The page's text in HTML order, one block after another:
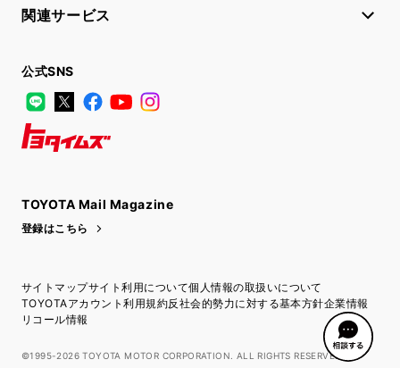
関連サービス
公式SNS
LINE
X FacebookYouTube
TOYOTA Mail Magazine
登録はこちら
サイトマップサイト利用について個人情報の取扱いについて
TOYOTAアカウント利用規約反社会的勢力に対する基本方針企業情報
リコール情報
©1995-2026 TOYOTA MOTOR CORPORATION. ALL RIGHTS RESERVED.